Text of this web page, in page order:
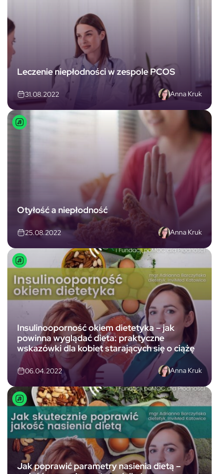
Leczenie niepłodności w zespole PCOS
31.08.2022 Anna Kruk
Otyłość a niepłodność
25.08.2022 Anna Kruk
Insulinooporność okiem dietetyka – jak
powinna wyglądać dieta: praktyczne
wskazówki dla kobiet starających się o ciążę
06.04.2022 Anna Kruk
Jak poprawić parametry nasienia dietą –